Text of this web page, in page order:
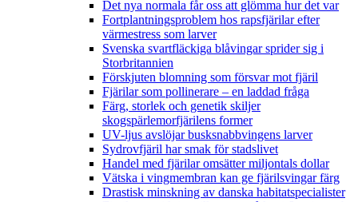
Det nya normala får oss att glömma hur det var
Fortplantningsproblem hos rapsfjärilar efter
värmestress som larver
Svenska svartfläckiga blåvingar sprider sig i
Storbritannien
Förskjuten blomning som försvar mot fjäril
Fjärilar som pollinerare – en laddad fråga
Färg, storlek och genetik skiljer
skogspärlemorfjärilens former
UV-ljus avslöjar busksnabbvingens larver
Sydrovfjäril har smak för stadslivet
Handel med fjärilar omsätter miljontals dollar
Vätska i vingmembran kan ge fjärilsvingar färg
Drastisk minskning av danska habitatspecialister